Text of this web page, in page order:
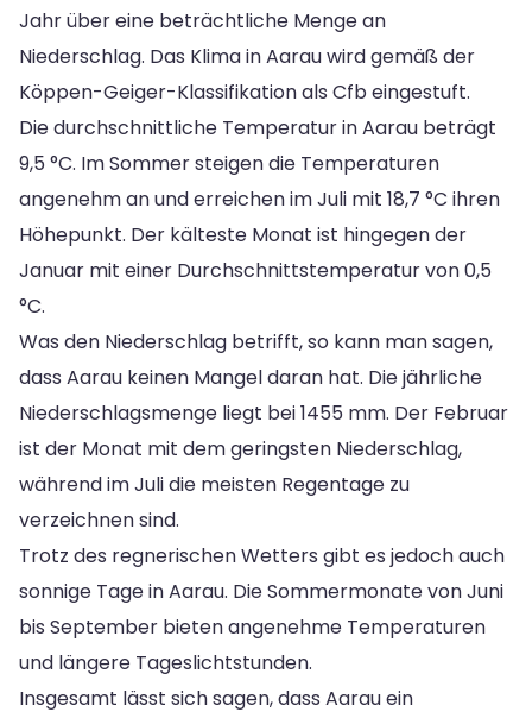
Jahr über eine beträchtliche Menge an
Niederschlag. Das Klima in Aarau wird gemäß der
Köppen-Geiger-Klassifikation als Cfb eingestuft.
Die durchschnittliche Temperatur in Aarau beträgt
9,5 °C. Im Sommer steigen die Temperaturen
angenehm an und erreichen im Juli mit 18,7 °C ihren
Höhepunkt. Der kälteste Monat ist hingegen der
Januar mit einer Durchschnittstemperatur von 0,5
°C.
Was den Niederschlag betrifft, so kann man sagen,
dass Aarau keinen Mangel daran hat. Die jährliche
Niederschlagsmenge liegt bei 1455 mm. Der Februar
ist der Monat mit dem geringsten Niederschlag,
während im Juli die meisten Regentage zu
verzeichnen sind.
Trotz des regnerischen Wetters gibt es jedoch auch
sonnige Tage in Aarau. Die Sommermonate von Juni
bis September bieten angenehme Temperaturen
und längere Tageslichtstunden.
Insgesamt lässt sich sagen, dass Aarau ein